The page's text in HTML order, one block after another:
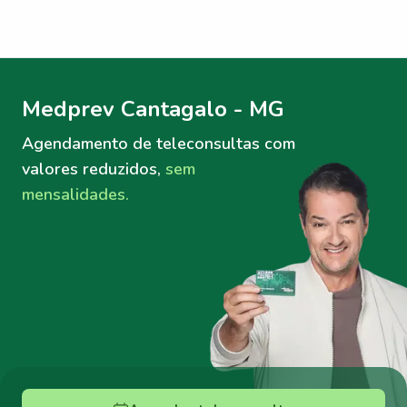
Medprev Cantagalo - MG
Agendamento de teleconsultas com
valores reduzidos, sem
mensalidades.